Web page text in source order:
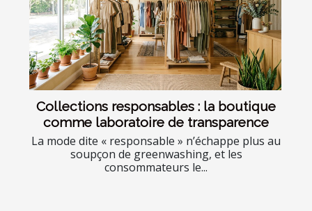
Collections responsables : la boutique
comme laboratoire de transparence
La mode dite « responsable » n’échappe plus au
soupçon de greenwashing, et les
consommateurs le...